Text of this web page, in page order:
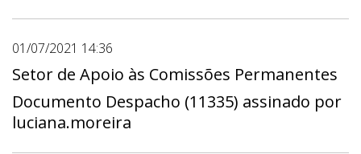
01/07/2021 14:36
Setor de Apoio às Comissões Permanentes
Documento Despacho (11335) assinado por
luciana.moreira